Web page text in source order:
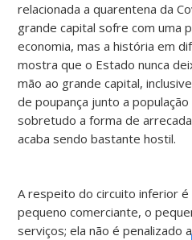
relacionada a quarentena da
grande capital sofre com uma
economia, mas a história em
mostra que o Estado nunca
mão ao grande capital,
de poupança junto a
sobretudo a forma de
acaba sendo bastante hostil.
A respeito do circuito inferior
pequeno comerciante, o
serviços; ela não é penalizado